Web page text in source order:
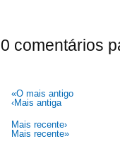
0 comentários
«O mais antigo
‹Mais antiga
Mais recente›
Mais recente»